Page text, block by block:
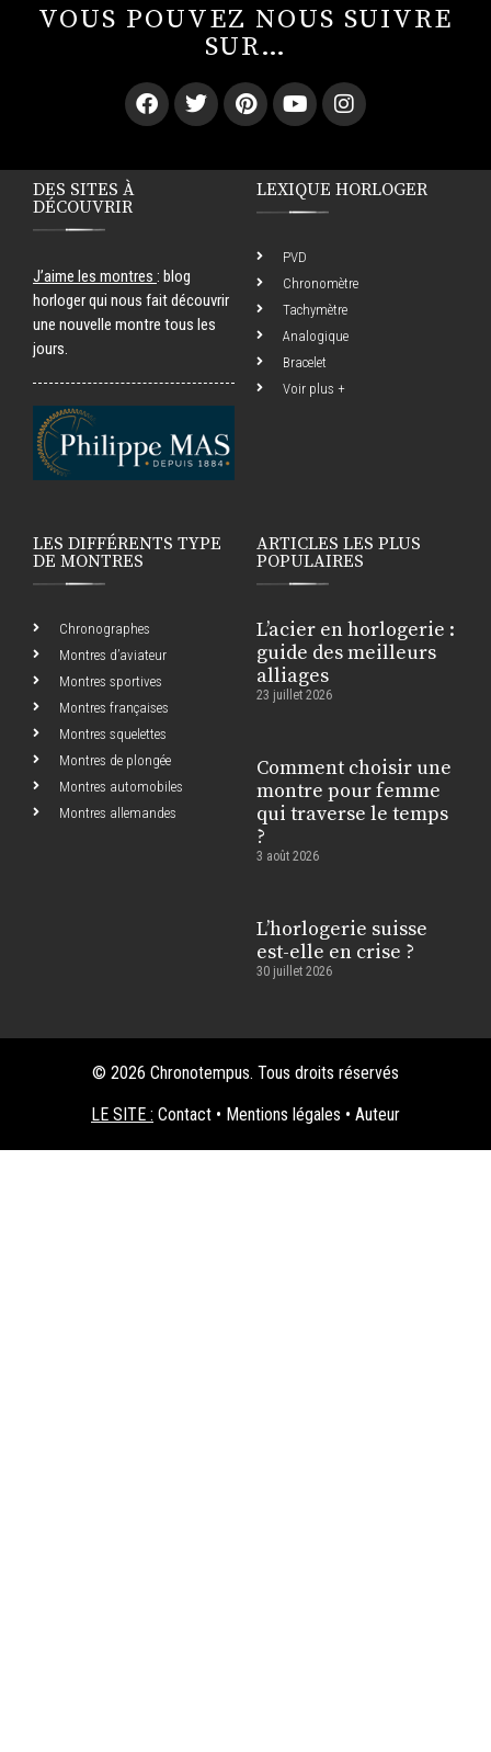
VOUS POUVEZ NOUS SUIVRE
SUR…
DES SITES À
DÉCOUVRIR
J’aime les montres : blog
horloger qui nous fait découvrir
une nouvelle montre tous les
jours.
LEXIQUE HORLOGER
PVD
Chronomètre
Tachymètre
Analogique
Bracelet
Voir plus +
LES DIFFÉRENTS TYPE
DE MONTRES
Chronographes
Montres d’aviateur
Montres sportives
Montres françaises
Montres squelettes
Montres de plongée
Montres automobiles
Montres allemandes
ARTICLES LES PLUS
POPULAIRES
L’acier en horlogerie :
guide des meilleurs
alliages
23 juillet 2026
Comment choisir une
montre pour femme
qui traverse le temps
?
3 août 2026
L’horlogerie suisse
est-elle en crise ?
30 juillet 2026
© 2026 Chronotempus. Tous droits réservés
LE SITE : Contact • Mentions légales • Auteur